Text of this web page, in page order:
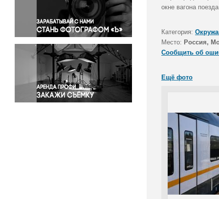
Правосудие
Происшествия и конфликты
Религия
Светская жизнь
Спорт
Экология
Экономика и бизнес
окне вагона
Категория:
Место: Россия,
Сообщить об
Ещё фото